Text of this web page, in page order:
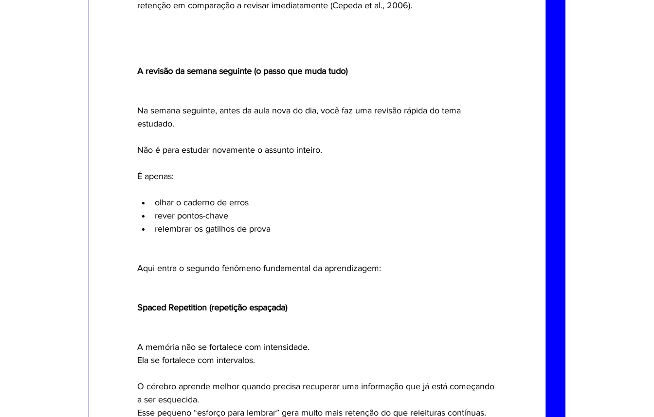
retenção em comparação a revisar imediatamente (Cepeda et al., 2006).
A revisão da semana seguinte (o passo que muda tudo)
Na semana seguinte, antes da aula nova do dia, você faz uma revisão rápida do tema
estudado.
Não é para estudar novamente o assunto inteiro.
É apenas:
olhar o caderno de erros
rever pontos-chave
relembrar os gatilhos de prova
Aqui entra o segundo fenômeno fundamental da aprendizagem:
Spaced Repetition (repetição espaçada)
A memória não se fortalece com intensidade.
Ela se fortalece com intervalos.
O cérebro aprende melhor quando precisa recuperar uma informação que já está começando
a ser esquecida.
Esse pequeno “esforço para lembrar” gera muito mais retenção do que releituras contínuas.